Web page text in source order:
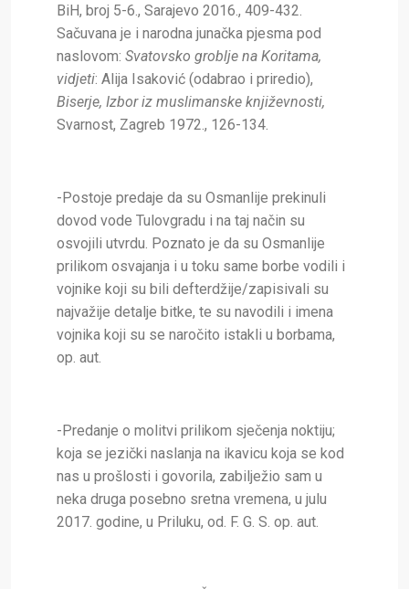
BiH, broj 5-6., Sarajevo 2016., 409-432.
Sačuvana je i narodna junačka pjesma pod
naslovom: Svatovsko groblje na Koritama,
vidjeti: Alija Isaković (odabrao i priredio),
Biserje, Izbor iz muslimanske književnosti,
Svarnost, Zagreb 1972., 126-134.
-Postoje predaje da su Osmanlije prekinuli
dovod vode Tulovgradu i na taj način su
osvojili utvrdu. Poznato je da su Osmanlije
prilikom osvajanja i u toku same borbe vodili i
vojnike koji su bili defterdžije/zapisivali su
najvažije detalje bitke, te su navodili i imena
vojnika koji su se naročito istakli u borbama,
op. aut.
-Predanje o molitvi prilikom sječenja noktiju;
koja se jezički naslanja na ikavicu koja se kod
nas u prošlosti i govorila, zabilježio sam u
neka druga posebno sretna vremena, u julu
2017. godine, u Priluku, od. F. G. S. op. aut.